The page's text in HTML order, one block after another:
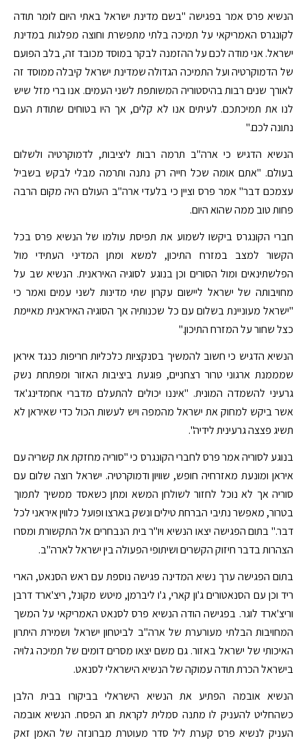
הנשיא פרס אמר בפגישה "בשם מדינת ישראל באתי היום לומר תודה
לקונגרס האמריקאי על תמיכה בלתי מתפשרת וחוצה מפלגות במדינת
ישראל. אני מודה לכם על ההזמנה לבקר במוסד מכובד זה, בלב הפועם
של הדמוקרטיה ועל התמיכה הגדולה שמדינת ישראל קיבלה ממוסד זה
לאורך שנים רבות בהיסטוריה המשותפת לשני העמים. אנו ברי מזל שיש
לנו את תמיכתכם. לעיתים אנו לא קלים, אך היו בטוחים שתודת העם
נתונה לכם."
הנשיא הדגיש כי ארה"ב תרמה רבות ליציבות, לדמוקרטיה ולשלום
בעולם. "אתם אומה שכל חייה רק נתנה ותרמה מבלי לבקש בשביל
עצמכם דבר" אמר פרס וציין כי בלעדי ארה"ב העולם היה מקום הרבה
פחות טוב ממה שהוא היום.
חברי הקונגרס ביקשו לשמוע את תפיסת עולמו של הנשיא פרס בכל
הקשור למצב במזרח התיכון, למשא ומתן המדיני העתידי מול
הפלשתינאים ומול הסורים וכן בנוגע לסוגיה האיראנית. הנשיא שב על
מחויבותה של ישראל ליישום עקרון שתי מדינות לשני עמים ואמר כי
"ישראל מעוניינת בשלום עם כל שכנותיה אך הסוגיה האיראנית מאיימת
כצל שחור על המזרח התיכון."
הנשיא הדגיש כי חשוב להמשיך בסנקציות כלכליות חריפות כנגד איראן
שמממנת ארגוני טרור רצחניים, פוגעת ביציבות האזור ומפתחת נשק
גרעיני להשמדה המונית. "איננו יכולים להתעלם מדברי אחמדינג'אד
אשר ביקש למחוק את ישראל מהמפה ויש לעשות הכול כדי שאיראן לא
תשיג פצצה גרעינית לידיה".
בנוגע לסוריה אמר פרס לחברי הקונגרס כי "סוריה מחזקת את קשריה עם
איראן ומונעת מאזרחיה חופש, שוויון ודמוקרטיה. ישראל רוצה שלום עם
סוריה אך לא נוכל לחזור לשולחן המשא ומתן כשאסד ממשיך לתמוך
בטרור, מאפשר נתיבי הברחת טילים ונשק בארצו ופועל כלווין איראני לכל
דבר." בתום הפגישה יצאו הנשיא ויו"ר בית הנבחרים אל התקשורת ומסרו
הצהרות בדבר חיזוק הקשרים ושיתופי הפעולה בין ישראל לארה"ב.
בתום הפגישה ערך נשיא המדינה פגישה נוספת עם ראש הסנאט, הארי
ריד וכן עם הסנאטורים ג'ון קארי, ג'ו ליברמן, מיטש מקונל, ריצ'ארד דרבן
וריצ'ארד לוגר. בפגישה הודה הנשיא פרס לסנאט האמריקאי על המשך
המחויבות הבלתי מעורערת של ארה"ב לביטחון ישראל ושמירת היתרון
האיכותי של ישראל באזור. גם משם יצאו מסרים דומים של תמיכה גלויה
בישראל הכרת תודה עמוקה של הנשיא הישראלי לסנאט.
הנשיא אובמה הפתיע את הנשיא הישראלי בביקורו בבית הלבן
כשהחליט להעניק לו מתנה סמלית לקראת חג הפסח. הנשיא אובמה
העניק לנשיא פרס קערת ליל סדר מעוטרת מברונזה של האמן זאק